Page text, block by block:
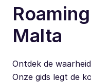
Malta
Ontdek de
Onze gids legt de